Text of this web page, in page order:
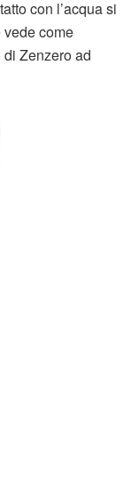
con l’acqua si
vede come
Zenzero ad